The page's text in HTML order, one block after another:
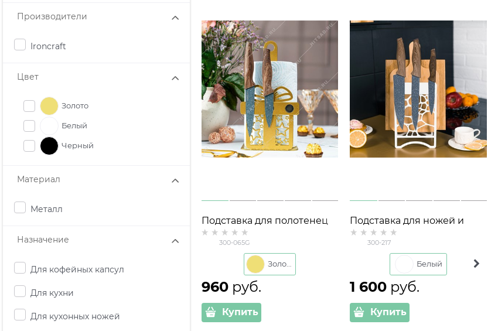
Производители
Ironcraft
Цвет
Золото
Белый
Черный
Материал
Металл
Назначение
Для кофейных капсул
Для кухни
Для кухонных ножей
Подставка для полотенец
300-065 с магнитным
держателем ножей
300-065G
Золото
960 руб.
Купить
Подставка для ножей и
разделочных досок 300-217
300-217
Белый
1 600 руб.
Купить